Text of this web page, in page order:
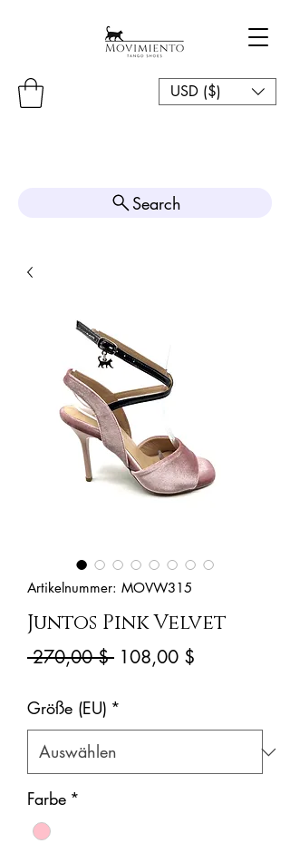
USD ($)
Search
Artikelnummer: MOVW315
Juntos Pink Velvet
270,00 $ Standardpreis
108,00 $
Größe (EU) *
Farbe *